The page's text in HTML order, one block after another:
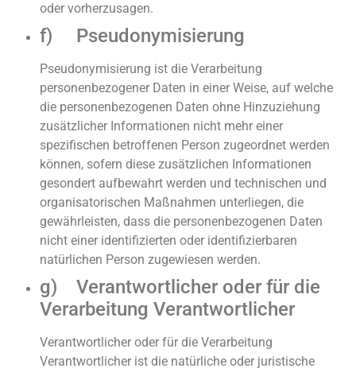
oder vorherzusagen.
f) Pseudonymisierung
Pseudonymisierung ist die Verarbeitung
personenbezogener Daten in einer Weise, auf welche
die personenbezogenen Daten ohne Hinzuziehung
zusätzlicher Informationen nicht mehr einer
spezifischen betroffenen Person zugeordnet werden
können, sofern diese zusätzlichen Informationen
gesondert aufbewahrt werden und technischen und
organisatorischen Maßnahmen unterliegen, die
gewährleisten, dass die personenbezogenen Daten
nicht einer identifizierten oder identifizierbaren
natürlichen Person zugewiesen werden.
g) Verantwortlicher oder für die
Verarbeitung Verantwortlicher
Verantwortlicher oder für die Verarbeitung
Verantwortlicher ist die natürliche oder juristische